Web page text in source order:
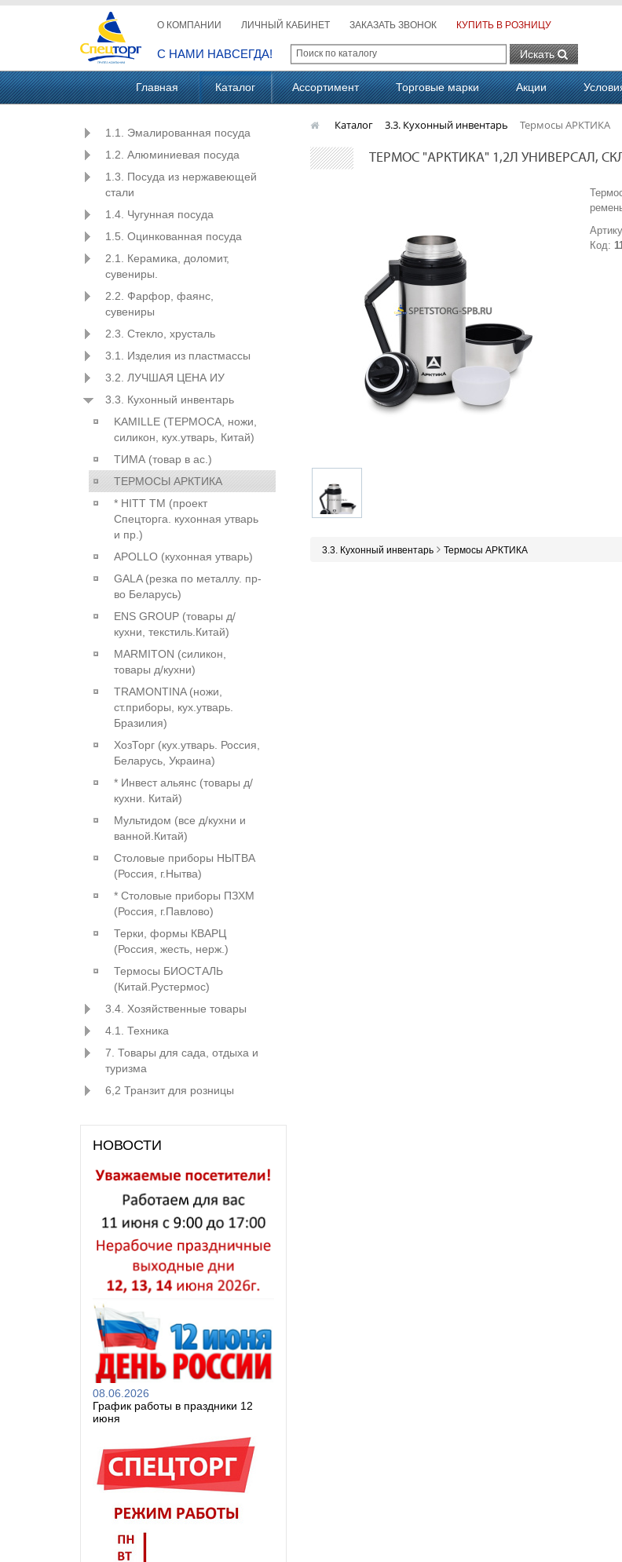
О КОМПАНИИ ЛИЧНЫЙ КАБИНЕТ ЗАКАЗАТЬ ЗВОНОК КУПИТЬ В РОЗНИЦУ
С НАМИ НАВСЕГДА! Искать
Главная Каталог Ассортимент Торговые марки Акции
1.1. Эмалированная посуда
1.2. Алюминиевая посуда
1.3. Посуда из нержавеющей
стали
1.4. Чугунная посуда
1.5. Оцинкованная посуда
2.1. Керамика, доломит,
сувениры.
2.2. Фарфор, фаянс,
сувениры
2.3. Стекло, хрусталь
3.1. Изделия из пластмассы
3.2. ЛУЧШАЯ ЦЕНА ИУ
3.3. Кухонный инвентарь
KAMILLE (ТЕРМОСА, ножи,
силикон, кух.утварь, Китай)
ТИМА (товар в ас.)
ТЕРМОСЫ АРКТИКА
* HITT ТМ (проект
Спецторга. кухонная утварь
и пр.)
APOLLO (кухонная утварь)
GALA (резка по металлу. пр-
во Беларусь)
ENS GROUP (товары д/
кухни, текстиль.Китай)
MARMITON (силикон,
товары д/кухни)
TRAMONTINA (ножи,
ст.приборы, кух.утварь.
Бразилия)
ХозТорг (кух.утварь. Россия,
Беларусь, Украина)
* Инвест альянс (товары д/
кухни. Китай)
Мультидом (все д/кухни и
ванной.Китай)
Столовые приборы НЫТВА
(Россия, г.Нытва)
* Столовые приборы ПЗХМ
(Россия, г.Павлово)
Терки, формы КВАРЦ
(Россия, жесть, нерж.)
Термосы БИОСТАЛЬ
(Китай.Рустермос)
3.4. Хозяйственные товары
4.1. Техника
7. Товары для сада, отдыха и
туризма
6,2 Транзит для розницы
НОВОСТИ
08.06.2026
График работы в праздники 12
июня
Каталог 3.3. Кухонный инвентарь Термосы АРКТИКА
ТЕРМОС "АРКТИКА" 1,2Л УНИВЕРСАЛ,
Код:
3.3. Кухонный инвентарь Термосы АРКТИКА